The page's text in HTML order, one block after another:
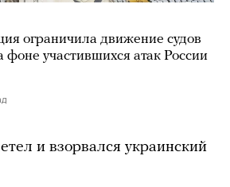
ограничила движение судов
участившихся атак России
и взорвался украинский